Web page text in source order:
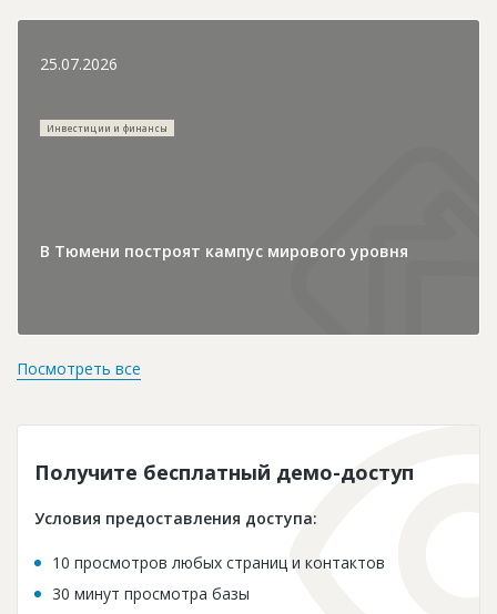
25.07.2026
Инвестиции и финансы
В Тюмени построят кампус мирового уровня
Посмотреть все
Получите бесплатный демо-доступ
Условия предоставления доступа:
10 просмотров любых страниц и контактов
30 минут просмотра базы